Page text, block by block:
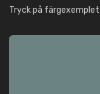
Tryck på